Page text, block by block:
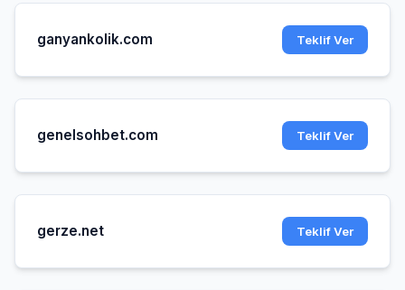
ganyankolik.com Teklif Ver
genelsohbet.com Teklif Ver
gerze.net Teklif Ver